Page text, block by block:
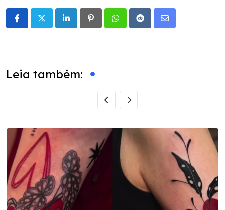
LinkedIn PinterestWhatsappRedditShare
Leia também: